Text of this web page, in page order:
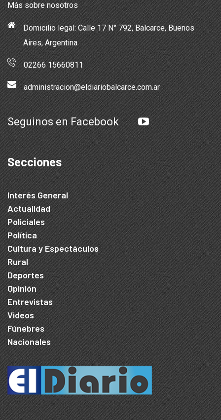
Más sobre nosotros
Domicilio legal: Calle 17 N° 792, Balcarce, Buenos
Aires, Argentina
02266 15660811
administracion@eldiariobalcarce.com.ar
Seguinos en Facebook
Secciones
Interés General
Actualidad
Policiales
Política
Cultura y Espectáculos
Rural
Deportes
Opinión
Entrevistas
Videos
Fúnebres
Nacionales